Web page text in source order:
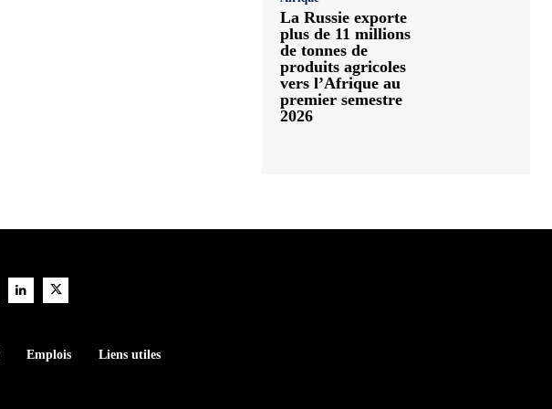
La Russie exporte
plus de 11 millions
de tonnes de
produits agricoles
vers l’Afrique au
premier semestre
2026
Emplois Liens utiles